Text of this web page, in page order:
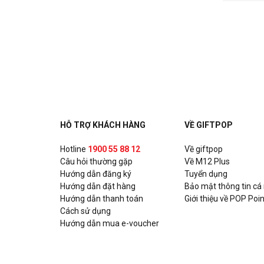
HỖ TRỢ KHÁCH HÀNG
Hotline 1900 55 88 12
Câu hỏi thường gặp
Hướng dẫn đăng ký
Hướng dẫn đặt hàng
Hướng dẫn thanh toán
Cách sử dụng
Hướng dẫn mua e-voucher
VỀ GIFTPOP
Về giftpop
Về M12 Plus
Tuyển dụng
Bảo mật thông tin cá
Giới thiệu về POP